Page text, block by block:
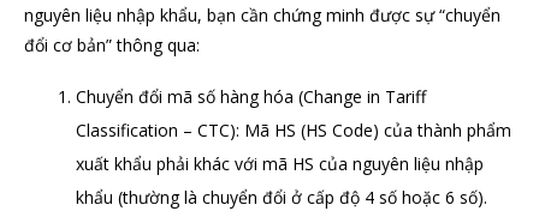
nguyên liệu nhập khẩu, bạn cần chứng minh được sự “chuyển
đổi cơ bản” thông qua:
Chuyển đổi mã số hàng hóa (Change in Tariff
Classification – CTC): Mã HS (HS Code) của thành phẩm
xuất khẩu phải khác với mã HS của nguyên liệu nhập
khẩu (thường là chuyển đổi ở cấp độ 4 số hoặc 6 số).